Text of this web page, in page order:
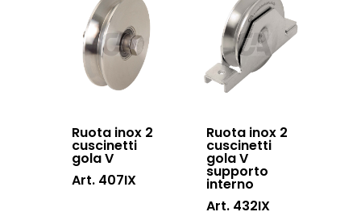
Ruota inox 2
cuscinetti
gola V
Art. 407IX
Ruota inox 2
cuscinetti
gola V
supporto
interno
Art. 432IX
scorrevoli
Accessori
sospesi
accessories
Sistemi di
Hardware
Lavora con noi
Contatti